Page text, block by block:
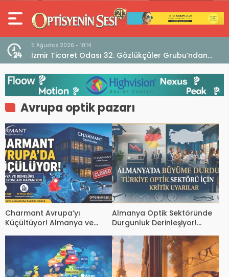
5 Ağustos 2026 - 10:14
İzmir Ticaret Odası 32. Gözlükçüler Grubu’ndan
TEBD II DigitaliSME Dijital Dönüşüm Projesi açıklaması
Avrupa optik pazarı
Charmant Avrupa’yı
Küçültüyor! Almanya ve
Almanya Optik Sektöründe
Durgunluk Derinleşiyor!
Bağımsızlar Zorlanıyor